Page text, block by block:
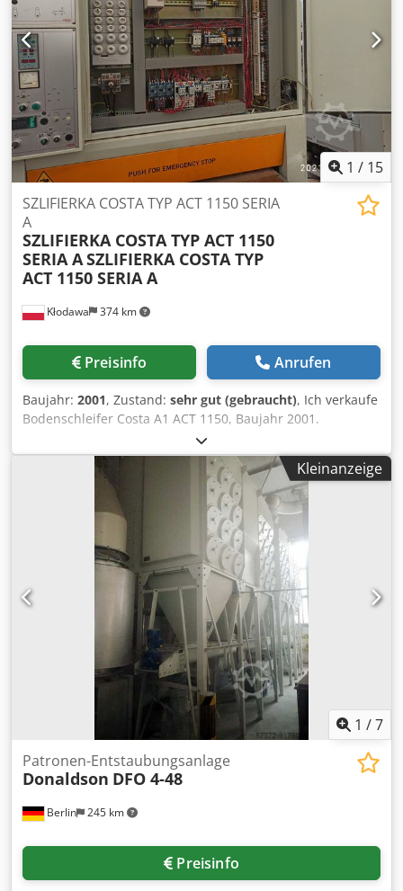
1 / 15
Kłodawa 374 km
SZLIFIERKA COSTA TYP ACT 1150 SERIA
A
SZLIFIERKA COSTA TYP ACT 1150
SERIA ASZLIFIERKA COSTA TYP
ACT 1150 SERIA A
Preisinfo Anrufen
Baujahr: 2001, Zustand: sehr gut (gebraucht), Ich verkaufe
Bodenschleifer Costa A1 ACT 1150, Baujahr 2001.
Zylinderkonfiguration mit weicher elektronischer
segmentierter Unterlage. Arbeitsbreite 1150mm. Riemen
1180x2620mm Andruckrollen für kurze Werkstücke.
Gebläse für Vakuum.inklusive. Luftgebläse für beide
Einheiten. Gesamtgewicht 2500 kg. 2 Motoren 7,5 kW und
15 kW Gesamtleistung 27 kW Sehr guter Zustand,
gewartete Maschine. Crodpogq U R Nofx Aqpof Sofort
Kleinanzeige
1 /7
Berlin 245 km
Patronen-Entstaubungsanlage
Donaldson DFO 4-48
Preisinfo